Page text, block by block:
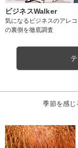
ビジネスWalker
気になるビジネスのアレ
の裏側を徹底調査
季節を感じ